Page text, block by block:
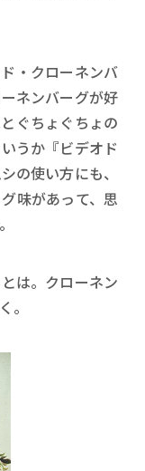
・クローネンバ
ネンバーグが好
ぐちょぐちょの
うか『ビデオド
の使い方にも、
味があって、思
は。クローネン
。